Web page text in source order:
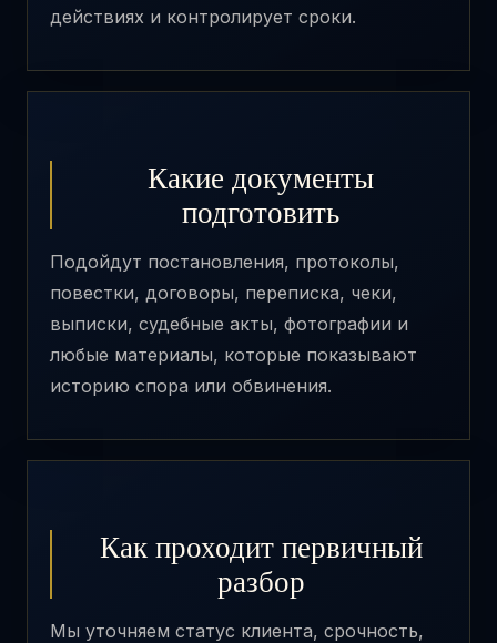
действиях и контролирует сроки.
Какие документы
подготовить
Подойдут постановления, протоколы,
повестки, договоры, переписка, чеки,
выписки, судебные акты, фотографии и
любые материалы, которые показывают
историю спора или обвинения.
Как проходит первичный
разбор
Мы уточняем статус клиента, срочность,